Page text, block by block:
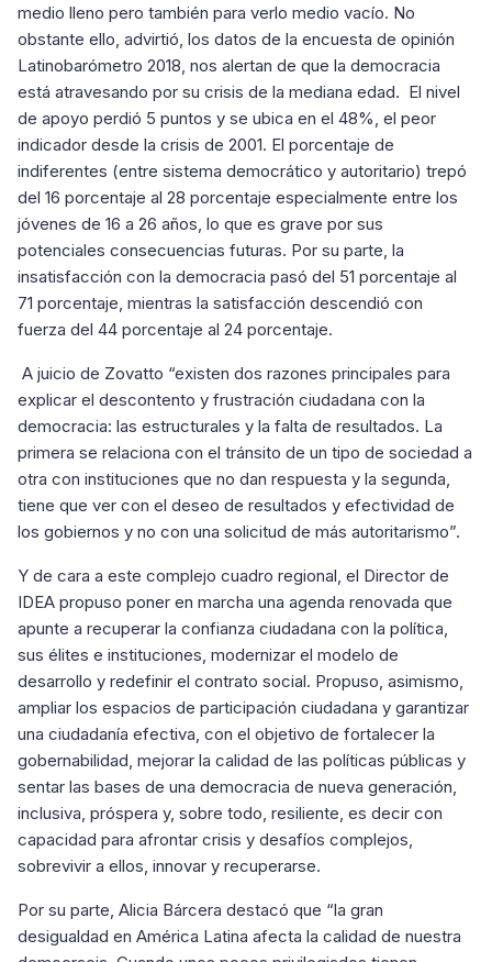
medio lleno pero también para verlo medio vacío. No
obstante ello, advirtió, los datos de la encuesta de opinión
Latinobarómetro 2018, nos alertan de que la democracia
está atravesando por su crisis de la mediana edad. El nivel
de apoyo perdió 5 puntos y se ubica en el 48%, el peor
indicador desde la crisis de 2001. El porcentaje de
indiferentes (entre sistema democrático y autoritario) trepó
del 16 porcentaje al 28 porcentaje especialmente entre los
jóvenes de 16 a 26 años, lo que es grave por sus
potenciales consecuencias futuras. Por su parte, la
insatisfacción con la democracia pasó del 51 porcentaje al
71 porcentaje, mientras la satisfacción descendió con
fuerza del 44 porcentaje al 24 porcentaje.
A juicio de Zovatto “existen dos razones principales para
explicar el descontento y frustración ciudadana con la
democracia: las estructurales y la falta de resultados. La
primera se relaciona con el tránsito de un tipo de sociedad a
otra con instituciones que no dan respuesta y la segunda,
tiene que ver con el deseo de resultados y efectividad de
los gobiernos y no con una solicitud de más autoritarismo”.
Y de cara a este complejo cuadro regional, el Director de
IDEA propuso poner en marcha una agenda renovada que
apunte a recuperar la confianza ciudadana con la política,
sus élites e instituciones, modernizar el modelo de
desarrollo y redefinir el contrato social. Propuso, asimismo,
ampliar los espacios de participación ciudadana y garantizar
una ciudadanía efectiva, con el objetivo de fortalecer la
gobernabilidad, mejorar la calidad de las políticas públicas y
sentar las bases de una democracia de nueva generación,
inclusiva, próspera y, sobre todo, resiliente, es decir con
capacidad para afrontar crisis y desafíos complejos,
sobrevivir a ellos, innovar y recuperarse.
Por su parte, Alicia Bárcera destacó que “la gran
desigualdad en América Latina afecta la calidad de nuestra